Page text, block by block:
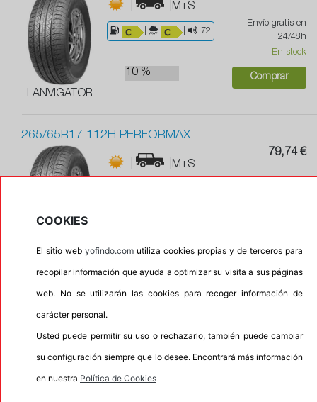
LANVIGATOR
| |M+S
72
10 %
Envío gratis en
24/48h
En stock
Comprar
265/65R17 112H PERFORMAX
LANVIGATOR
| |M+S
79,74 €
265/70R17 115H PERFORMAX
78,77 €
COOKIES
El sitio web yofindo.com utiliza cookies propias y de terceros para
recopilar información que ayuda a optimizar su visita a sus páginas
web. No se utilizarán las cookies para recoger información de
carácter personal.
Usted puede permitir su uso o rechazarlo, también puede cambiar
su configuración siempre que lo desee. Encontrará más información
en nuestra Política de Cookies